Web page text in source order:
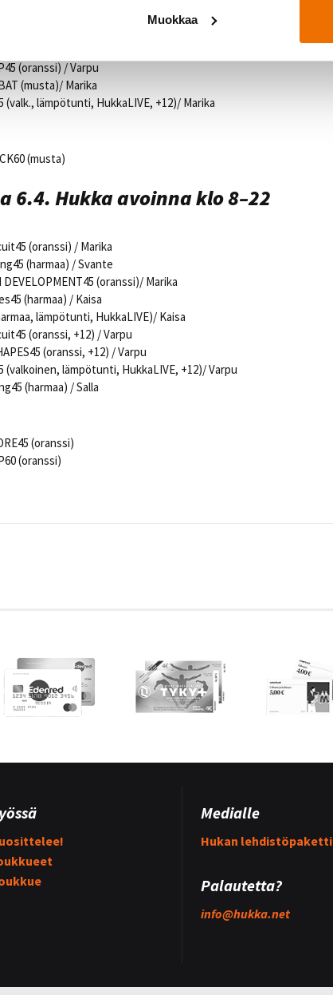
Muokkaa
(oranssi, +12) / Julianna
(oranssi) / Varpu
(musta)/ Marika
(valk., lämpötunti, HukkaLIVE, +12)/ Marika
(musta)
6.4. Hukka avoinna klo 8–22
(oranssi) / Marika
(harmaa) / Svante
DEVELOPMENT45 (oranssi)/ Marika
(harmaa) / Kaisa
lämpötunti, HukkaLIVE)/ Kaisa
(oranssi, +12) / Varpu
(oranssi, +12) / Varpu
(valkoinen, lämpötunti, HukkaLIVE, +12)/ Varpu
(harmaa) / Salla
(oranssi)
(oranssi)
Medialle
Hukan lehdistöpaketti
Palautetta?
info@hukka.net